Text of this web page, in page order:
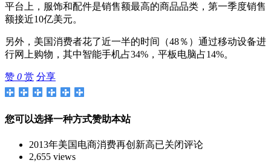
平台上，服饰和配件是销售额最高的商品品类，第一季度销售
额接近10亿美元。
另外，美国消费者花了近一半的时间（48％）通过移动设备进
行网上购物，其中智能手机占34%，平板电脑占14%。
赞 0 赏 分享
您可以选择一种方式赞助本站
2013年美国电商消费再创新高已关闭评论
2,655 views